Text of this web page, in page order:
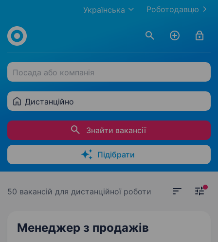
Роботодавцю
Українська
Посада або компанія
Дистанційно
Знайти вакансії
Підібрати
50 вакансій для дистанційної роботи
Менеджер з продажів